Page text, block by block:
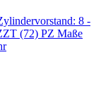
8 -
(72) PZ Maße